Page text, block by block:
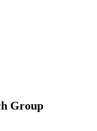
Group